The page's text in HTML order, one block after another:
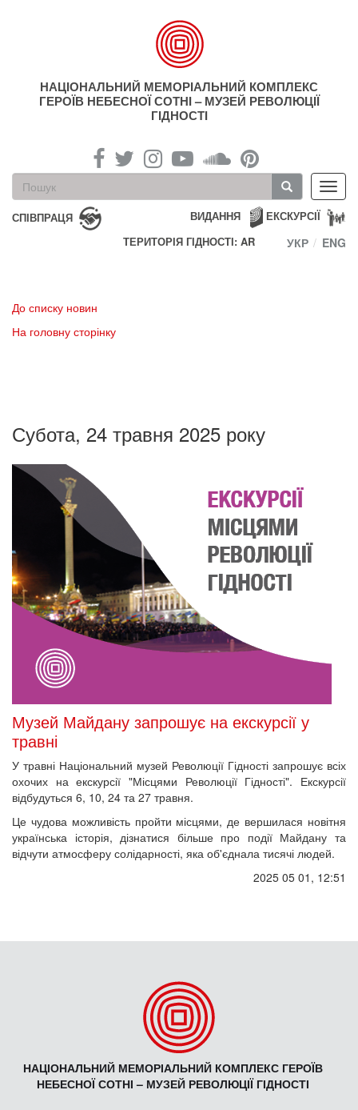
НАЦІОНАЛЬНИЙ МЕМОРІАЛЬНИЙ КОМПЛЕКС
ГЕРОЇВ НЕБЕСНОЇ СОТНІ – МУЗЕЙ РЕВОЛЮЦІЇ
ГІДНОСТІ
Пошукова
форма
Пошук
СПІВПРАЦЯ ЕКСКУРСІЇ
ВИДАННЯ
ТЕРИТОРІЯ ГІДНОСТІ: AR
УКР ENG
До списку новин
На головну сторінку
Субота, 24 травня 2025 року
Музей Майдану запрошує на екскурсії у
травні
У травні Національний музей Революції Гідності запрошує всіх
охочих на екскурсії "Місцями Революції Гідності". Екскурсії
відбудуться 6, 10, 24 та 27 травня.
Це чудова можливість пройти місцями, де вершилася новітня
українська історія, дізнатися більше про події Майдану та
відчути атмосферу солідарності, яка об'єднала тисячі людей.
2025 05 01, 12:51
НАЦІОНАЛЬНИЙ МЕМОРІАЛЬНИЙ КОМПЛЕКС ГЕРОЇВ
НЕБЕСНОЇ СОТНІ – МУЗЕЙ РЕВОЛЮЦІЇ ГІДНОСТІ